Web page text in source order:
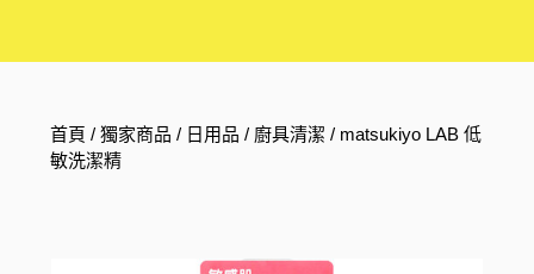
首頁 /獨家商品 / 日用品 / 廚具清潔 / matsukiyo LAB 低
敏洗潔精